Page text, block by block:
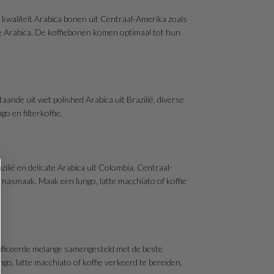
Arabica bonen uit Centraal-Amerika zoals
Arabica. De koffiebonen komen optimaal tot hun
uit wet polished Arabica uit Brazilië, diverse
en filterkoffie.
en delicate Arabica uit Colombia, Centraal-
Maak een lungo, latte macchiato of koffie
melange samengesteld met de beste
latte macchiato of koffie verkeerd te bereiden.